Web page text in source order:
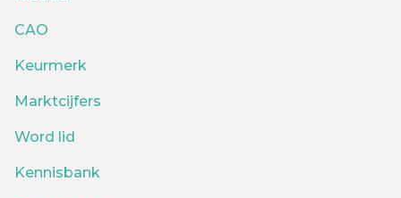
CAO
Keurmerk
Marktcijfers
Word lid
Kennisbank